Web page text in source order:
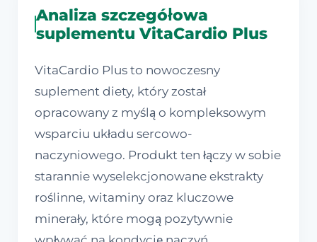
Analiza szczegółowa
suplementu VitaCardio Plus
VitaCardio Plus to nowoczesny
suplement diety, który został
opracowany z myślą o kompleksowym
wsparciu układu sercowo-
naczyniowego. Produkt ten łączy w sobie
starannie wyselekcjonowane ekstrakty
roślinne, witaminy oraz kluczowe
minerały, które mogą pozytywnie